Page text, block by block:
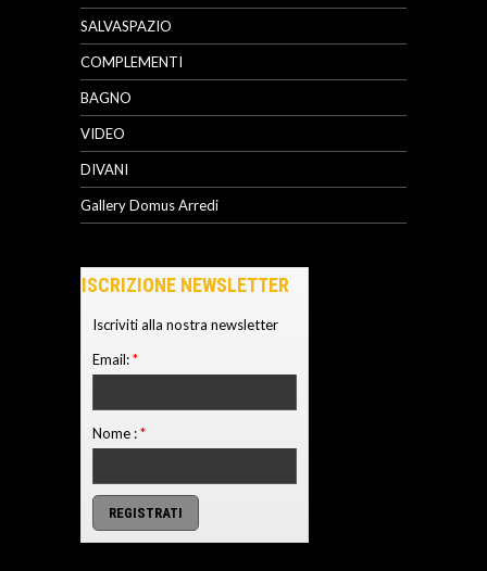
SALVASPAZIO
COMPLEMENTI
BAGNO
VIDEO
DIVANI
Gallery Domus Arredi
ISCRIZIONE NEWSLETTER
Iscriviti alla nostra newsletter
Email:*
Nome :*